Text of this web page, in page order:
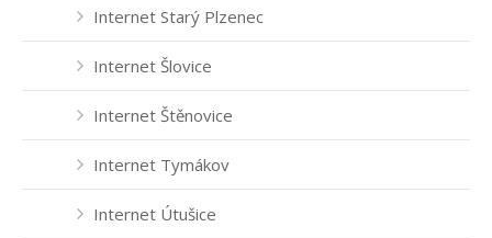
Internet Starý Plzenec
Internet Šlovice
Internet Štěnovice
Internet Tymákov
Internet Útušice